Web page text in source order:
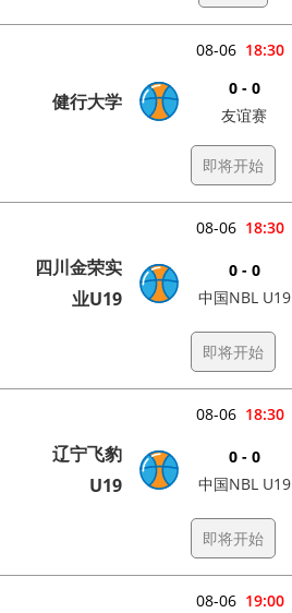
18:30
08-06
健行大学
0 - 0
友谊赛
即将开始
18:30
08-06
四川金荣实
业U19
0 - 0
中国NBL U19
即将开始
18:30
08-06
辽宁飞豹
U19
0 - 0
中国NBL U19
即将开始
19:00
08-06